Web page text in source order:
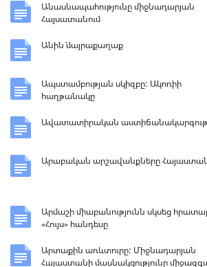
Անասնապահությունը միջնադարյան
Հայսատանում
Անին` մայրաքաղաք
Ապստամբության սկիզբը: Ակոռիի
հաղթանակը
Ավատատիրական
Արաբական արշավանքները
Արմաշի միաբանությունն սկսեց
«Հույս» հանդեսը
Արտաքին առևտուրը: Միջնադարյան
Հայաստանի մասնակցությունը